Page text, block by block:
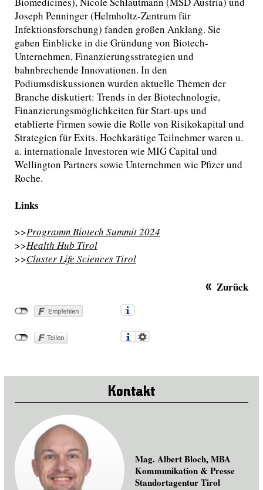
Joseph Penninger (Helmholtz-Zentrum für
Infektionsforschung) fanden großen Anklang. Sie
gaben Einblicke in die Gründung von Biotech-
Unternehmen, Finanzierungsstrategien und
bahnbrechende Innovationen. In den
Podiumsdiskussionen wurden aktuelle Themen der
Branche diskutiert: Trends in der Biotechnologie,
Finanzierungsmöglichkeiten für Start-ups und
etablierte Firmen sowie die Rolle von Risikokapital und
Strategien für Exits. Hochkarätige Teilnehmer waren u.
a. internationale Investoren wie MIG Capital und
Wellington Partners sowie Unternehmen wie Pfizer und
Roche.
Links
>>Programm Biotech Summit 2024
>>Health Hub Tirol
>>Cluster Life Sciences Tirol
Zurück
Kontakt
Mag. Albert Bloch, MBA
Kommunikation & Presse
Standortagentur Tirol